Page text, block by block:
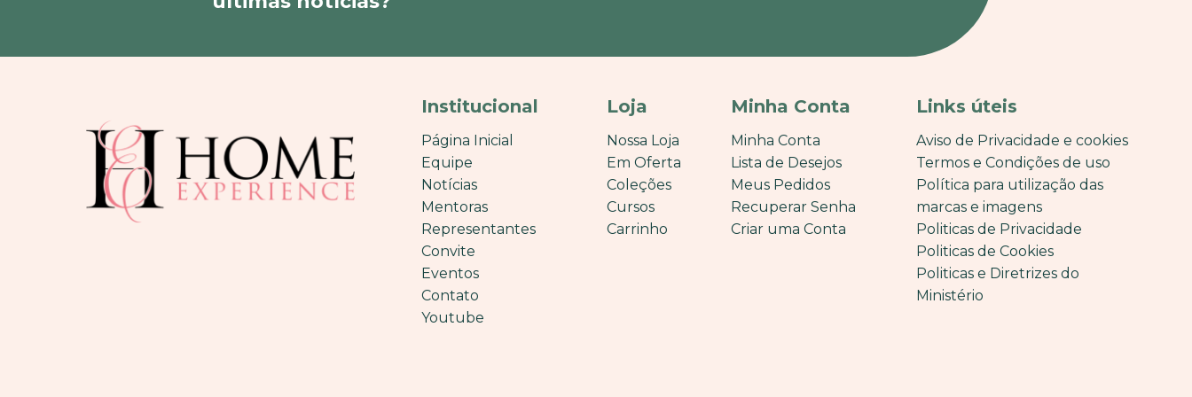
Institucional
Página Inicial
Equipe
Notícias
Mentoras
Representantes
Convite
Eventos
Contato
Youtube
Loja
Nossa Loja
Em Oferta
Coleções
Cursos
Carrinho
Minha Conta
Minha Conta
Lista de Desejos
Meus Pedidos
Recuperar Senha
Criar uma Conta
Links úteis
Aviso de Privacidade e cookies
Termos e Condições de uso
Política para utilização das
marcas e imagens
Politicas de Privacidade
Politicas de Cookies
Politicas e Diretrizes do
Ministério